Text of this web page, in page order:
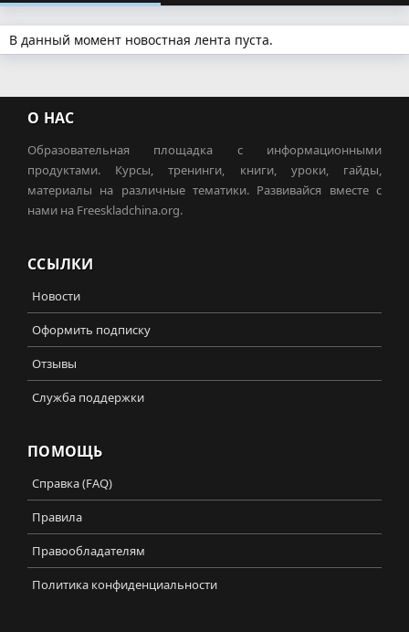
В данный момент новостная лента пуста.
О НАС
Образовательная площадка с информационными
продуктами. Курсы, тренинги, книги, уроки, гайды,
материалы на различные тематики. Развивайся вместе с
нами на Freeskladchina.org.
ССЫЛКИ
Новости
Оформить подписку
Отзывы
Служба поддержки
ПОМОЩЬ
Справка (FAQ)
Правила
Правообладателям
Политика конфиденциальности